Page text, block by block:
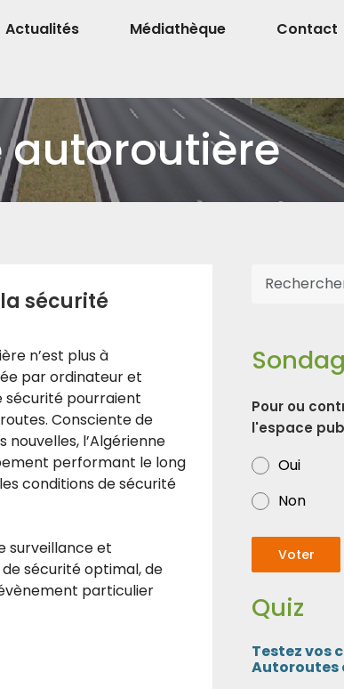
Actualités Médiathèque Contact
autoroutière
sécurité
n’est plus à
par ordinateur et
sécurité pourraient
Consciente de
l’Algérienne
performant le long
conditions de sécurité
surveillance et
sécurité optimal, de
particulier
Pour ou
l'espace
Oui
Non
Voter
Quiz
Testez vos
Autoroutes